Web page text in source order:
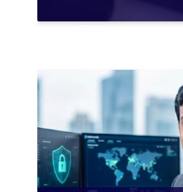
LES DIRIGEANTS DE